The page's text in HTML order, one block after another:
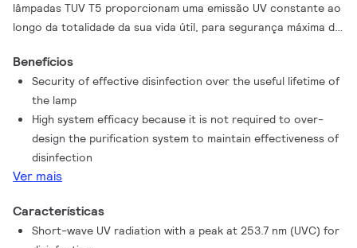
lâmpadas TUV T5 proporcionam uma emissão UV constante ao
longo da totalidade da sua vida útil, para segurança máxima da
Benefícios
Security of effective disinfection over the useful lifetime of
the lamp
High system efficacy because it is not required to over-
design the purification system to maintain effectiveness of
disinfection
Ver mais
Características
Short-wave UV radiation with a peak at 253.7 nm (UVC) for